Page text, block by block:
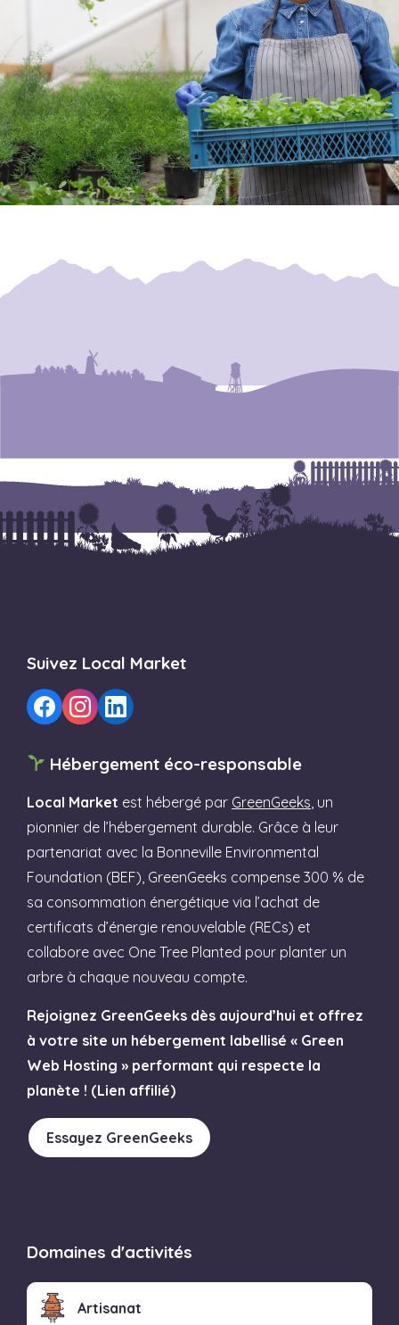
Suivez Local Market
Hébergement éco-responsable
Local Market est hébergé par GreenGeeks , un
pionnier de l’hébergement durable. Grâce à leur
partenariat avec la Bonneville Environmental
Foundation (BEF), GreenGeeks compense 300 % de
sa consommation énergétique via l’achat de
certificats d’énergie renouvelable (RECs) et
collabore avec One Tree Planted pour planter un
arbre à chaque nouveau compte.
Rejoignez GreenGeeks dès aujourd’hui et offrez
à votre site un hébergement labellisé « Green
Web Hosting » performant qui respecte la
planète ! (Lien affilié)
Essayez GreenGeeks
Domaines d'activités
Artisanat